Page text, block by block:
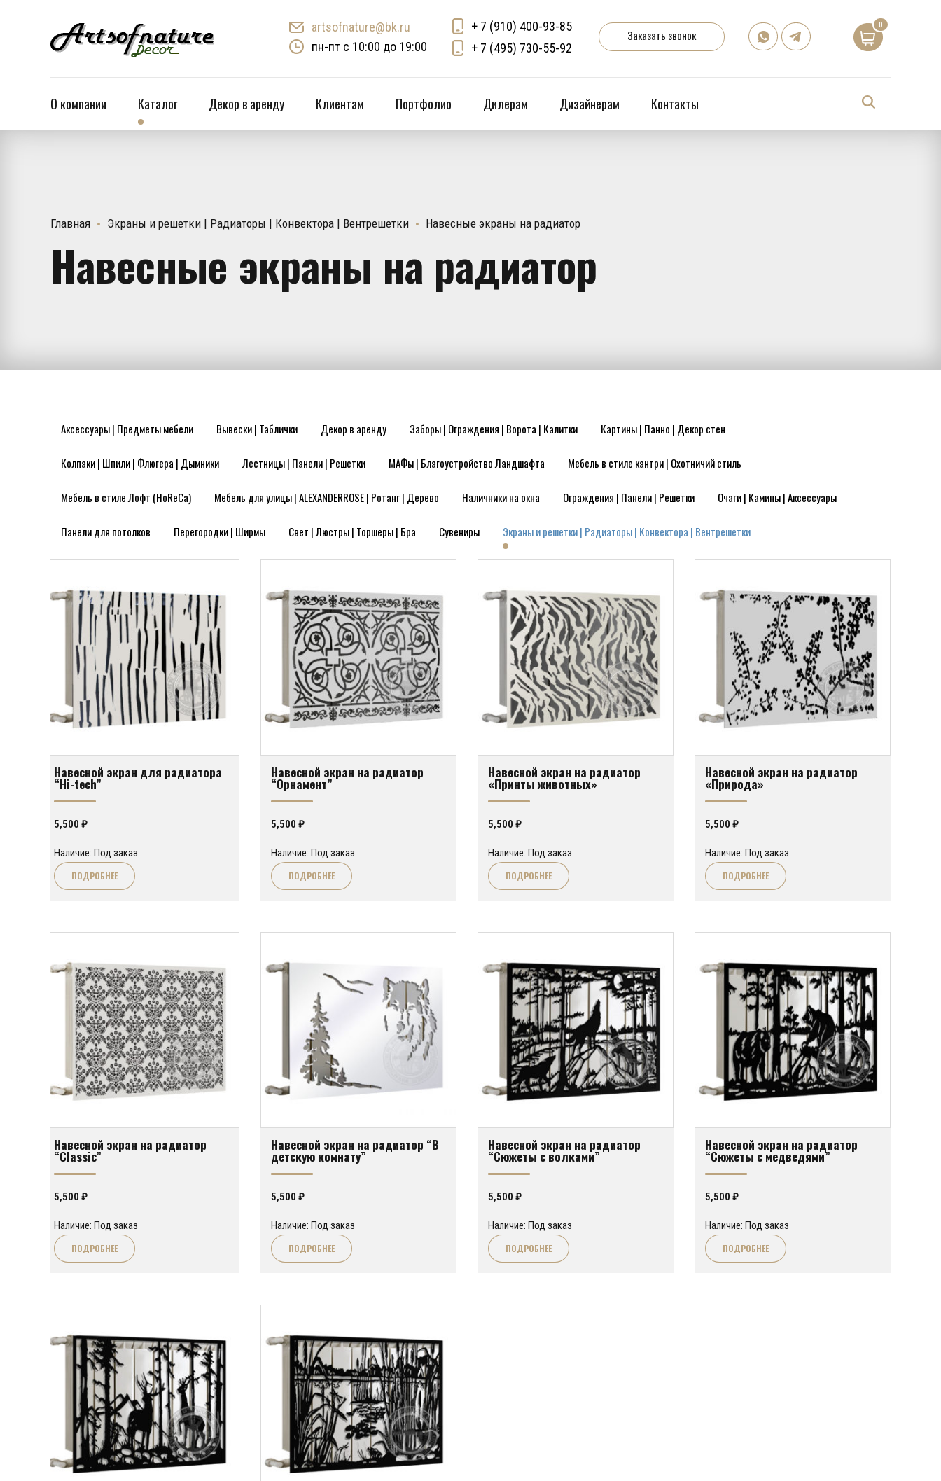
artsofnature@bk.ru
пн-пт с 10:00 до 19:00
+ 7 (910) 400-93-85
+ 7 (495) 730-55-92
Заказать звонок
0
О компании Каталог Декор в аренду Клиентам Портфолио Дилерам Дизайнерам Контакты
Главная Экраны и решетки | Радиаторы | Конвектора | Вентрешетки Навесные экраны на радиатор
Навесные экраны на радиатор
Аксессуары | Предметы мебели Вывески | Таблички Декор в аренду Заборы | Ограждения | Ворота | Калитки Картины | Панно | Декор стен
Колпаки | Шпили | Флюгера | Дымники Лестницы | Панели | Решетки МАФы | Благоустройство Ландшафта Мебель в стиле кантри | Охотничий стиль
Мебель в стиле Лофт (HoReCa) Мебель для улицы | ALEXANDERROSE | Ротанг | Дерево Наличники на окна Ограждения | Панели | Решетки Очаги | Камины | Аксессуары
Панели для потолков Перегородки | Ширмы Свет | Люстры | Торшеры | Бра Сувениры Экраны и решетки | Радиаторы | Конвектора | Вентрешетки
Навесной экран для радиатора
“Hi-tech”
5,500 ₽
Наличие: Под заказ
ПОДРОБНЕЕ
Навесной экран на радиатор
“Орнамент”
5,500 ₽
Наличие: Под заказ
ПОДРОБНЕЕ
Навесной экран на радиатор
«Принты животных»
5,500 ₽
Наличие: Под заказ
ПОДРОБНЕЕ
Навесной экран на радиатор
«Природа»
5,500 ₽
Наличие: Под заказ
ПОДРОБНЕЕ
Навесной экран на радиатор
“Classic”
5,500 ₽
Наличие: Под заказ
ПОДРОБНЕЕ
Навесной экран на радиатор “В
детскую комнату”
5,500 ₽
Наличие: Под заказ
ПОДРОБНЕЕ
Навесной экран на радиатор
“Сюжеты с волками”
5,500 ₽
Наличие: Под заказ
ПОДРОБНЕЕ
Навесной экран на радиатор
“Сюжеты с медведями”
5,500 ₽
Наличие: Под заказ
ПОДРОБНЕЕ